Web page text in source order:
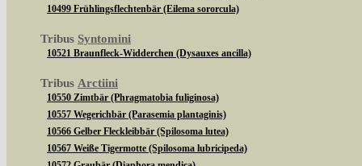
10499 Frühlingsflechtenbär (Eilema sororcula)
Tribus Syntomini
10521 Braunfleck-Widderchen (Dysauxes ancilla)
Tribus Arctiini
10550 Zimtbär (Phragmatobia fuliginosa)
10557 Wegerichbär (Parasemia plantaginis)
10566 Gelber Fleckleibbär (Spilosoma lutea)
10567 Weiße Tigermotte (Spilosoma lubricipeda)